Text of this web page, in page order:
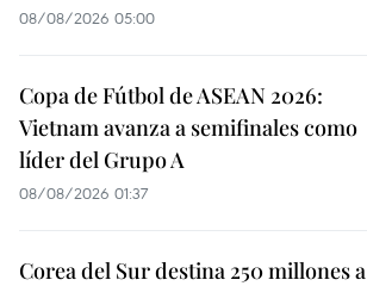
08/08/2026 05:00
Copa de Fútbol de ASEAN 2026:
Vietnam avanza a semifinales como
líder del Grupo A
08/08/2026 01:37
Corea del Sur destina 250 millones a